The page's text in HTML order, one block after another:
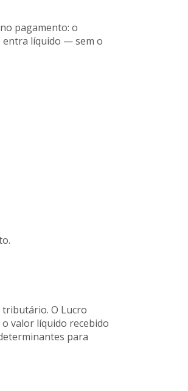
pagamento: o
entra líquido — sem o
tributário. O Lucro
valor líquido recebido
para